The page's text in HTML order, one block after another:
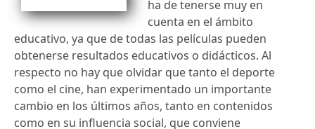
ha de tenerse muy en
cuenta en el ámbito
educativo, ya que de todas las películas pueden
obtenerse resultados educativos o didácticos. Al
respecto no hay que olvidar que tanto el deporte
como el cine, han experimentado un importante
cambio en los últimos años, tanto en contenidos
como en su influencia social, que conviene